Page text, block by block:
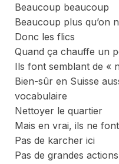
Beaucoup beaucoup
Beaucoup plus qu’on
Donc les flics
Quand ça chauffe un
Ils font semblant de «
Bien-sûr en Suisse
vocabulaire
Nettoyer le quartier
Mais en vrai, ils ne
Pas de karcher ici
Pas de grandes